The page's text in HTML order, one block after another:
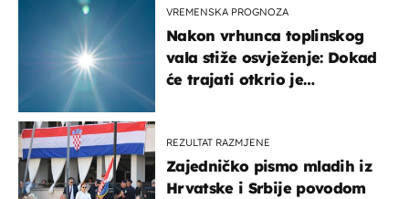
VREMENSKA PROGNOZA
Nakon vrhunca toplinskog
vala stiže osvježenje: Dokad
će trajati otkrio je
REZULTAT RAZMJENE
Zajedničko pismo mladih iz
Hrvatske i Srbije povodom